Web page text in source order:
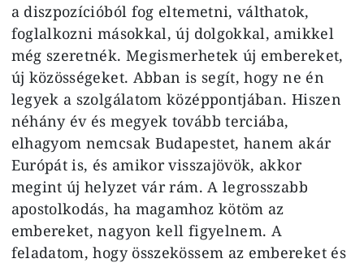
a diszpozícióból fog eltemetni, válthatok,
foglalkozni másokkal, új dolgokkal, amikkel
még szeretnék. Megismerhetek új embereket,
új közösségeket. Abban is segít, hogy ne én
legyek a szolgálatom középpontjában. Hiszen
néhány év és megyek tovább terciába,
elhagyom nemcsak Budapestet, hanem akár
Európát is, és amikor visszajövök, akkor
megint új helyzet vár rám. A legrosszabb
apostolkodás, ha magamhoz kötöm az
embereket, nagyon kell figyelnem. A
feladatom, hogy összekössem az embereket és